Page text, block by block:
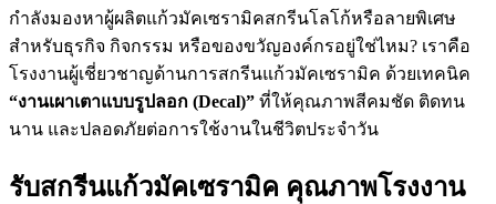
สูง
ราคา
ส่ง
สร้าง
แบรนด์
คุณ
กำลังมองหาผู้ผลิตแก้วมัคเซรามิคสกรีนโลโก้หรือลายพิเศษ
สำหรับธุรกิจ กิจกรรม หรือของขวัญองค์กรอยู่ใช่ไหม? เราคือ
โรงงานผู้เชี่ยวชาญด้านการสกรีนแก้วมัคเซรามิค ด้วยเทคนิค
“งานเผาเตาแบบรูปลอก (Decal)” ที่ให้คุณภาพสีคมชัด ติดทน
นาน และปลอดภัยต่อการใช้งานในชีวิตประจำวัน
รับสกรีนแก้วมัคเซรามิค คุณภาพโรงงาน